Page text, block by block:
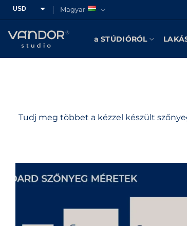
Skip
to
content
USD
EUR
GBP
Magyar
a STÚDIÓRÓL
Tudj meg többet a kézzel készült